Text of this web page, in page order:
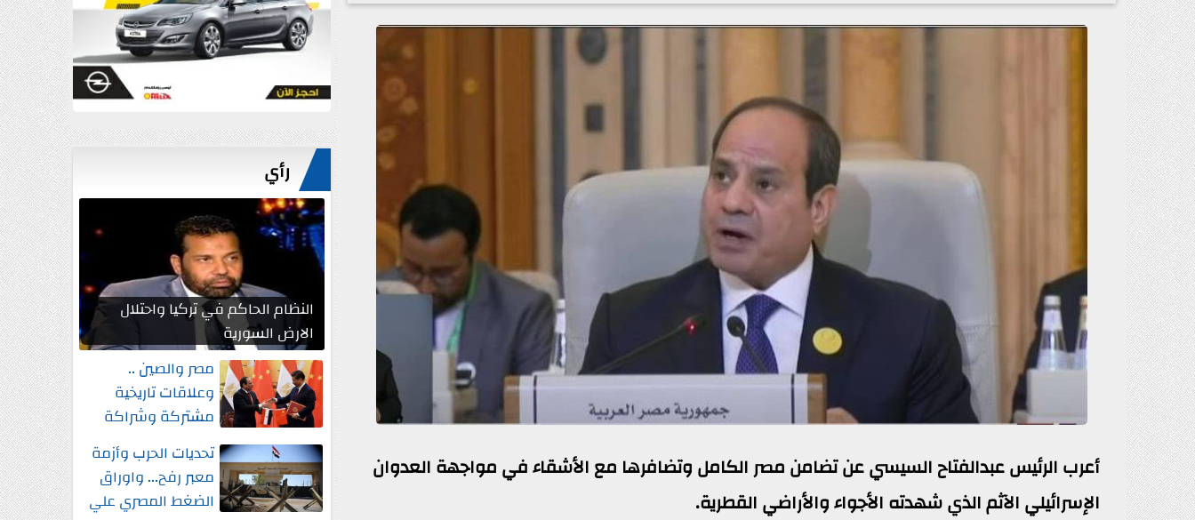
أعرب الرئيس عبدالفتاح السيسي عن تضامن مصر الكامل وتضافرها مع الأشقاء في مواجهة العدوان
الإسرائيلي الآثم الذي شهدته الأجواء والأراضي القطرية.
رأي
النظام الحاكم في تركيا واحتلال
الارض السورية
مصر والصين ..
وعلاقات تاريخية
مشتركة وشراكة
إستراتيجية شاملة
واستثمارات جديدةتحديات الحرب وأزمة
معبر رفح... واوراق
الضغط المصري علي